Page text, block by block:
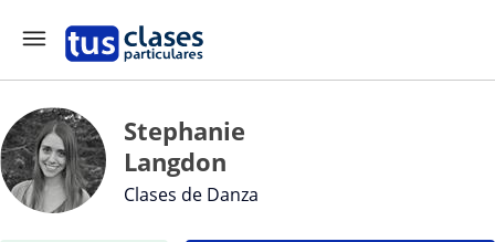
Stephanie
Langdon
Clases de Danza